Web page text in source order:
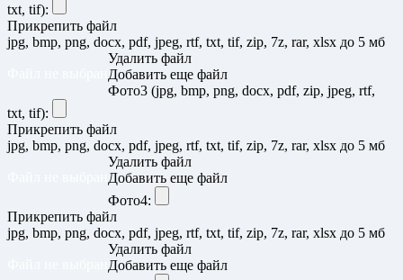
txt, tif):
Прикрепить файл
jpg, bmp, png, docx, pdf, jpeg, rtf, txt, tif, zip, 7z, rar, xlsx до 5 мб
Удалить файл
Добавить еще файл
Фото3 (jpg, bmp, png, docx, pdf, zip, jpeg, rtf,
txt, tif):
Прикрепить файл
jpg, bmp, png, docx, pdf, jpeg, rtf, txt, tif, zip, 7z, rar, xlsx до 5 мб
Удалить файл
Добавить еще файл
Фото4:
Прикрепить файл
jpg, bmp, png, docx, pdf, jpeg, rtf, txt, tif, zip, 7z, rar, xlsx до 5 мб
Удалить файл
Добавить еще файл